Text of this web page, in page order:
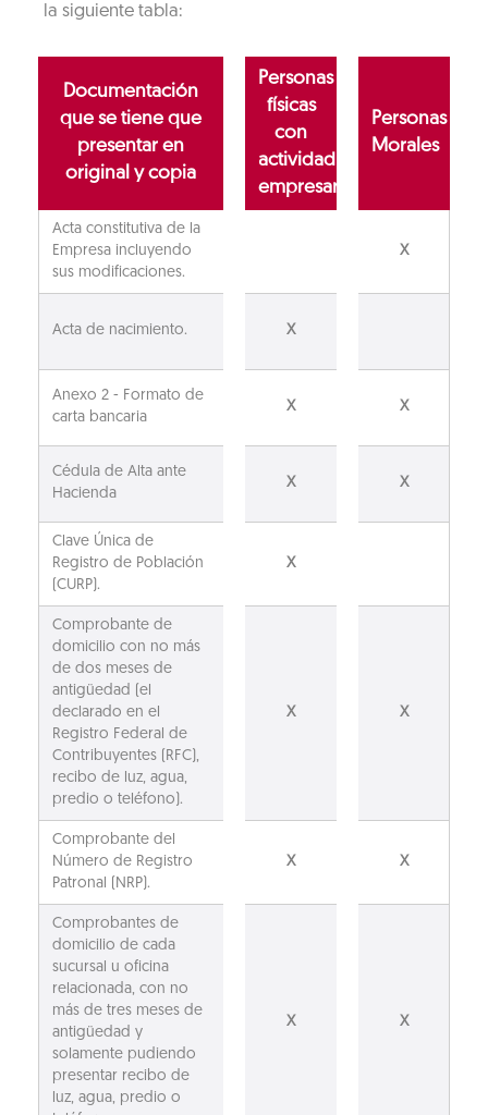
la siguiente tabla:
Documentación
que se tiene que
presentar en
original y copia
Personas
físicas
con
actividad
empresarial
Personas
Morales
Acta constitutiva de la
Empresa incluyendo
sus modificaciones.
X
Acta de nacimiento. X
Anexo 2 - Formato de
carta bancaria
X X
Cédula de Alta ante
Hacienda
X X
Clave Única de
Registro de Población
(CURP).
X
Comprobante de
domicilio con no más
de dos meses de
antigüedad (el
declarado en el
Registro Federal de
Contribuyentes (RFC),
recibo de luz, agua,
predio o teléfono).
X X
Comprobante del
Número de Registro
Patronal (NRP).
X X
Comprobantes de
domicilio de cada
sucursal u oficina
relacionada, con no
más de tres meses de
antigüedad y
solamente pudiendo
presentar recibo de
luz, agua, predio o
X X